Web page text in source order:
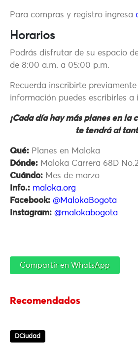
Para compras y registro ingresa
Horarios
Podrás disfrutar de su espacio
de 8:00 a.m. a 05:00 p.m.
Recuerda inscribirte
información puedes escribirles a
¡Cada día hay más planes en la
te tendrá al
Qué: Planes en Maloka
Dónde: Maloka Carrera 68D
Cuándo: Mes de marzo
Info.: maloka.org
Facebook: @MalokaBogota
Instagram: @malokabogota
Compartir en WhatsApp
Recomendados
DCiudad